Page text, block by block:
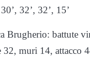
32’, 32’, 15’
Brugherio: battute
32, muri 14, attacco